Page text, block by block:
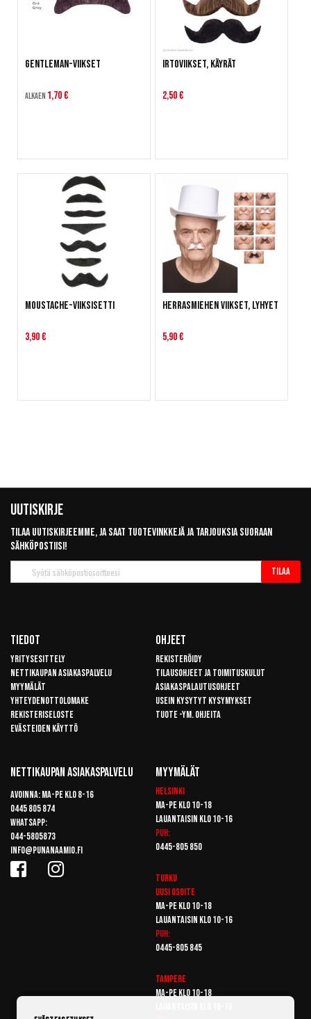
Gentleman-viikset
Alkaen 1,70 €
Irtoviikset, käyrät
2,50 €
Moustache-viiksisetti
3,90 €
Herrasmiehen viikset, lyhyet
5,90 €
Uutiskirje
Tilaa uutiskirjeemme, ja saat tuotevinkkejä ja tarjouksia suoraan
sähköpostiisi!
uutiskirje
Tilaa
Tiedot
Yritysesittely
Nettikaupan asiakaspalvelu
Myymälät
Yhteydenottolomake
Rekisteriseloste
Evästeiden käyttö
Ohjeet
Rekisteröidy
Tilausohjeet ja toimituskulut
Asiakaspalautusohjeet
Usein kysytyt kysymykset
Tuote -ym. ohjeita
Nettikaupan Asiakaspalvelu
Avoinna: Ma-pe klo 8-16
0445 805 874
Whatsapp:
044-5805873
info@punanaamio.fi
Myymälät
Helsinki
Ma-pe klo 10-18
Lauantaisin klo 10-16
Puh:
0445-805 850
Turku
Uusi osoite
Ma-pe klo 10-18
Lauantaisin klo 10-16
Puh:
0445-805 845
Tampere
Ma-pe klo 10-18